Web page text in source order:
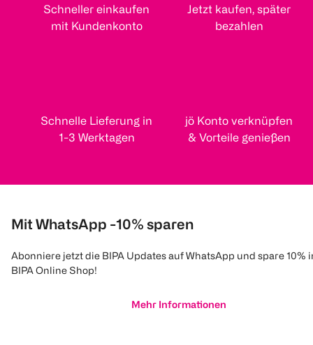
Schneller einkaufen
mit Kundenkonto
Jetzt kaufen, später
bezahlen
Schnelle Lieferung in
1-3 Werktagen
jö Konto verknüpfen
& Vorteile genießen
Mit WhatsApp -10% sparen
Abonniere jetzt die BIPA Updates auf WhatsApp und spare 10%
BIPA Online Shop!
Mehr Informationen